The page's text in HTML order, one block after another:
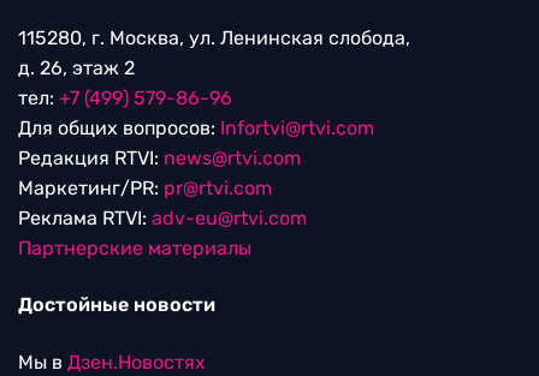
115280, г. Москва, ул. Ленинская слобода,
д. 26, этаж 2
тел: +7 (499) 579-86-96
Для общих вопросов: Infortvi@rtvi.com
Редакция RTVI: news@rtvi.com
Маркетинг/PR: pr@rtvi.com
Реклама RTVI: adv-eu@rtvi.com
Партнерские материалы
Достойные новости
Мы в Дзен.Новостях